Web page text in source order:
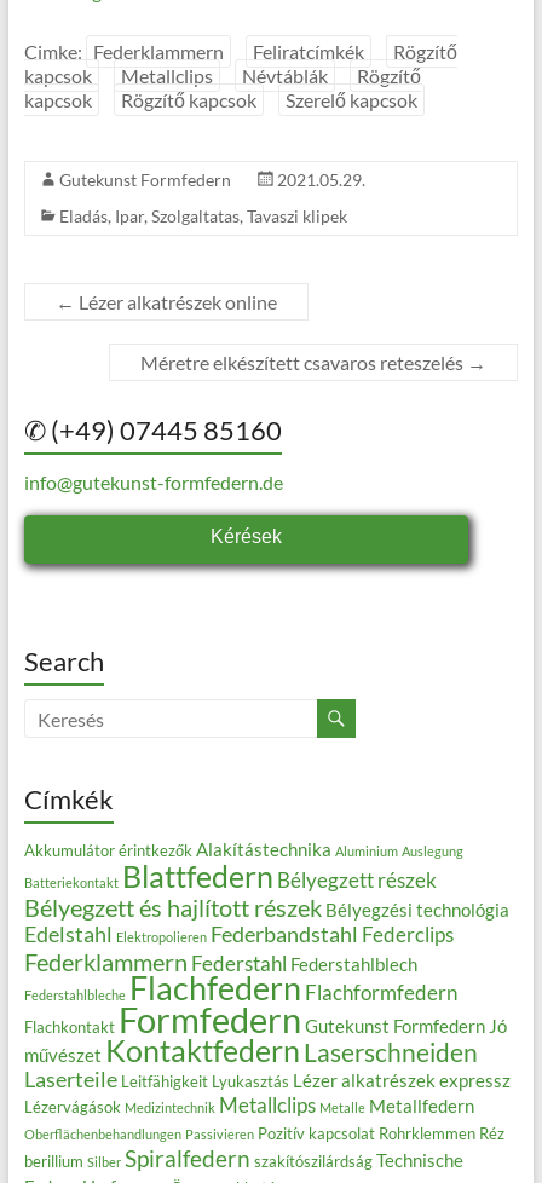
Cimke: Federklammern Feliratcímkék
Rögzítő
kapcsok
Metallclips Névtáblák
Rögzítő
kapcsok
Rögzítő kapcsok Szerelő kapcsok
Gutekunst Formfedern
2021.05.29.
Eladás, Ipar, Szolgaltatas, Tavaszi klipek
← Lézer alkatrészek online
Méretre elkészített csavaros reteszelés →
✆ (+49) 07445 85160
info@gutekunst-formfedern.de
Kérések
Search
Címkék
Akkumulátor érintkezők Alakítástechnika Aluminium Auslegung
Batteriekontakt Blattfedern Bélyegzett részek
Bélyegzett és hajlított részek Bélyegzési technológia
Edelstahl Elektropolieren Federbandstahl Federclips
Federklammern Federstahl Federstahlblech
Federstahlbleche Flachfedern Flachformfedern
Flachkontakt Formfedern Gutekunst Formfedern Jó
művészet KontaktfedernLaserschneiden
Laserteile Leitfähigkeit Lyukasztás Lézer alkatrészek expressz
Lézervágások Medizintechnik Metallclips Metalle Metallfedern
Oberflächenbehandlungen Passivieren Pozitív kapcsolat Rohrklemmen Réz
berillium Silber Spiralfedern szakítószilárdság Technische